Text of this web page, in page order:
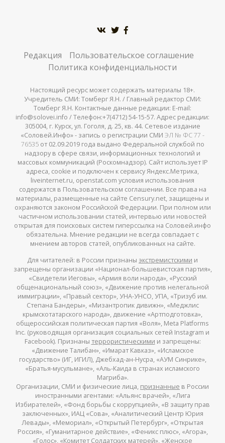
Редакция
Пользовательское соглашение
Политика конфиденциальности
Настоящий ресурс может содержать материалы 18+.
Учредитель СМИ: Томберг Я.Н. / Главный редактор СМИ:
Томберг Я.Н. Контактные данные редакции: E-mail:
info@solovei.info / Телефон:+7(4712) 54-15-57. Адрес редакции:
305004, г. Курск, ул. Гоголя, д. 25, кв. 44. Сетевое издание
«Соловей.Инфо» - запись о регистрации СМИ ЭЛ № ФС 77 -
76535от 02.09.2019 года выдано Федеральной службой по
надзору в сфере связи, информационных технологий и
массовых коммуникаций (Роскомнадзор). Сайт использует IP
адреса, cookie и подключен к сервису Яндекс.Метрика,
liveinternet.ru, openstat.com условия использования
содержатся в Пользовательском соглашении. Все права на
материалы, размещенные на сайте Censury.net, защищены и
охраняются законом Российской Федерации. При полном или
частичном использовании статей, интервью или новостей
открытая для поисковых систем гиперссылка на Соловей.инфо
обязательна. Мнение редакции не всегда совпадает с
мнением авторов статей, опубликованных на сайте.
Для читателей: в России признаны экстремистскими и
запрещены организации «Национал-большевистская партия»,
«Свидетели Иеговы», «Армия воли народа», «Русский
общенациональный союз», «Движение против нелегальной
иммиграции», «Правый сектор», УНА-УНСО, УПА, «Тризуб им.
Степана Бандеры», «Мизантропик дивижн», «Меджлис
крымскотатарского народа», движение «Артподготовка»,
общероссийская политическая партия «Воля», Meta Platforms
Inc. (руководящая организация социальных сетей Instagram и
Facebook). Признаны террористическими и запрещены:
«Движение Талибан», «Имарат Кавказ», «Исламское
государство» (ИГ, ИГИЛ), Джебхад-ан-Нусра, «АУМ Синрике»,
«Братья-мусульмане», «Аль-Каида в странах исламского
Магриба».
Организации, СМИ и физические лица, признанные в России
иностранными агентами: «Альянс врачей», «Лига
Избирателей», «Фонд борьбы с коррупцией», «В защиту прав
заключенных», ИАЦ «Сова», «Аналитический Центр Юрия
Левады», «Мемориал», «Открытый Петербург», «Открытая
Россия», «Гуманитарное действие», «Феникс плюс», «Агора»,
«Голос», «Комитет Солдатских матерей», «Женское